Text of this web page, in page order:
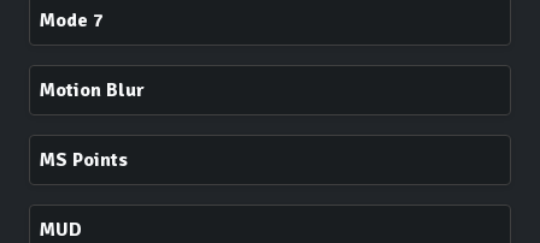
Mode 7
Motion Blur
MS Points
MUD